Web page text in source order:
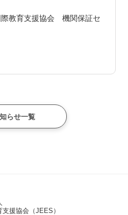
教育支援協会 機関保証セ
らせ一覧
支援協会（JEES）